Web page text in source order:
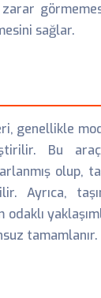
sağlar.
genellikle
Bu
olup,
Ayrıca,
tamamlanır.